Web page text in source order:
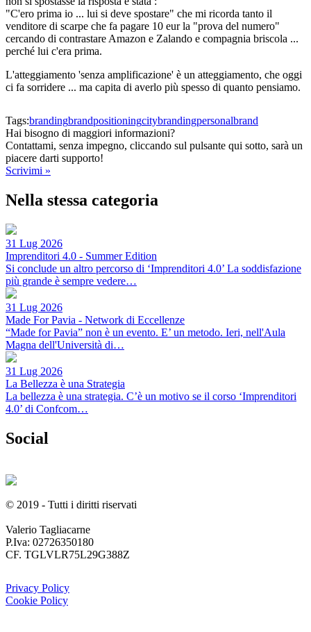
"C'ero prima io ... lui si deve spostare" che mi ricorda tanto il
venditore di scarpe che fa pagare 10 eur la "prova del numero"
cercando di contrastare Amazon e Zalando e compagnia briscola ...
perché lui c'era prima.
L'atteggiamento 'senza amplificazione' è un atteggiamento, che oggi
ci fa sorridere ... ma capita di averlo più spesso di quanto pensiamo.
Tags:brandingbrandpositioningcitybrandingpersonalbrand
Hai bisogno di maggiori informazioni?
Contattami, senza impegno, cliccando sul pulsante qui sotto, sarà un
piacere darti supporto!
Scrivimi »
Nella stessa categoria
31 Lug 2026
Imprenditori 4.0 - Summer Edition
Si conclude un altro percorso di ‘Imprenditori 4.0’ La soddisfazione
più grande è sempre vedere…
31 Lug 2026
Made For Pavia - Network di Eccellenze
“Made for Pavia” non è un evento. E’ un metodo. Ieri, nell'Aula
Magna dell'Università di…
31 Lug 2026
La Bellezza è una Strategia
La bellezza è una strategia. C’è un motivo se il corso ‘Imprenditori
4.0’ di Confcom…
Social
© 2019 - Tutti i diritti riservati
Valerio Tagliacarne
P.Iva: 02726350180
CF. TGLVLR75L29G388Z
Privacy Policy
Cookie Policy